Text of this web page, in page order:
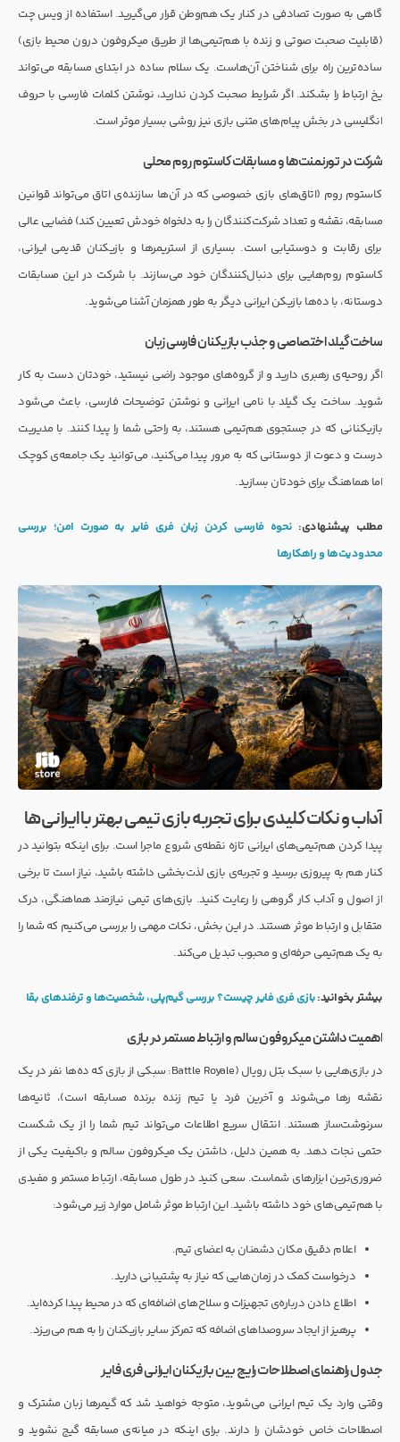
گاهی به صورت تصادفی در کنار یک هم‌وطن قرار می‌گیرید. استفاده از ویس چت
(قابلیت صحبت صوتی و زنده با هم‌تیمی‌ها از طریق میکروفون درون محیط بازی)
ساده‌ترین راه برای شناختن آن‌هاست. یک سلام ساده در ابتدای مسابقه می‌تواند
یخ ارتباط را بشکند. اگر شرایط صحبت کردن ندارید، نوشتن کلمات فارسی با حروف
انگلیسی در بخش پیام‌های متنی بازی نیز روشی بسیار موثر است.
شرکت در تورنمنت‌ها و مسابقات کاستوم روم محلی
کاستوم روم (اتاق‌های بازی خصوصی که در آن‌ها سازنده‌ی اتاق می‌تواند قوانین
مسابقه، نقشه و تعداد شرکت‌کنندگان را به دلخواه خودش تعیین کند) فضایی عالی
برای رقابت و دوستیابی است. بسیاری از استریمرها و بازیکنان قدیمی ایرانی،
کاستوم روم‌هایی برای دنبال‌کنندگان خود می‌سازند. با شرکت در این مسابقات
دوستانه، با ده‌ها بازیکن ایرانی دیگر به طور همزمان آشنا می‌شوید.
ساخت گیلد اختصاصی و جذب بازیکنان فارسی زبان
اگر روحیه‌ی رهبری دارید و از گروه‌های موجود راضی نیستید، خودتان دست به کار
شوید. ساخت یک گیلد با نامی ایرانی و نوشتن توضیحات فارسی، باعث می‌شود
بازیکنانی که در جستجوی هم‌تیمی هستند، به راحتی شما را پیدا کنند. با مدیریت
درست و دعوت از دوستانی که به مرور پیدا می‌کنید، می‌توانید یک جامعه‌ی کوچک
اما هماهنگ برای خودتان بسازید.
مطلب پیشنهادی: نحوه فارسی کردن زبان فری فایر به صورت امن؛ بررسی
محدودیت‌ها و راهکارها
آداب و نکات کلیدی برای تجربه بازی تیمی بهتر با ایرانی‌ها
پیدا کردن هم‌تیمی‌های ایرانی تازه نقطه‌ی شروع ماجرا است. برای اینکه بتوانید در
کنار هم به پیروزی برسید و تجربه‌ی بازی لذت‌بخشی داشته باشید، نیاز است تا برخی
از اصول و آداب کار گروهی را رعایت کنید. بازی‌های تیمی نیازمند هماهنگی، درک
متقابل و ارتباط موثر هستند. در این بخش، نکات مهمی را بررسی می‌کنیم که شما را
به یک هم‌تیمی حرفه‌ای و محبوب تبدیل می‌کند.
بیشتر بخوانید:بازی فری فایر چیست؟ بررسی گیم‌پلی، شخصیت‌ها و ترفندهای بقا
اهمیت داشتن میکروفون سالم و ارتباط مستمر در بازی
در بازی‌هایی با سبک بتل رویال (Battle Royale: سبکی از بازی که ده‌ها نفر در یک
نقشه رها می‌شوند و آخرین فرد یا تیم زنده برنده مسابقه است)، ثانیه‌ها
سرنوشت‌ساز هستند. انتقال سریع اطلاعات می‌تواند تیم شما را از یک شکست
حتمی نجات دهد. به همین دلیل، داشتن یک میکروفون سالم و باکیفیت یکی از
ضروری‌ترین ابزارهای شماست. سعی کنید در طول مسابقه، ارتباط مستمر و مفیدی
با هم‌تیمی‌های خود داشته باشید. این ارتباط موثر شامل موارد زیر می‌شود:
اعلام دقیق مکان دشمنان به اعضای تیم.
درخواست کمک در زمان‌هایی که نیاز به پشتیبانی دارید.
اطلاع دادن درباره‌ی تجهیزات و سلاح‌های اضافه‌ای که در محیط پیدا کرده‌اید.
پرهیز از ایجاد سروصداهای اضافه که تمرکز سایر بازیکنان را به هم می‌ریزد.
جدول راهنمای اصطلاحات رایج بین بازیکنان ایرانی فری فایر
وقتی وارد یک تیم ایرانی می‌شوید، متوجه خواهید شد که گیمرها زبان مشترک و
اصطلاحات خاص خودشان را دارند. برای اینکه در میانه‌ی مسابقه گیج نشوید و